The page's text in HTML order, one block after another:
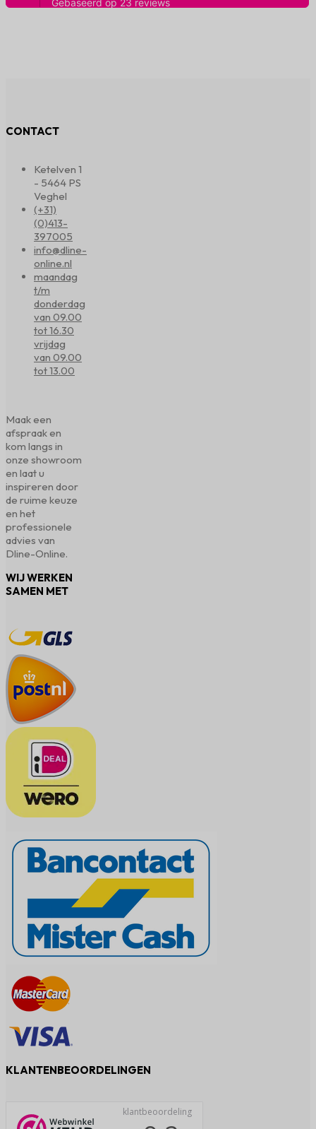
CONTACT
Ketelven 1
- 5464 PS
Veghel
(+31)
(0)413-
397005
info@dline-
online.nl
maandag
t/m
donderdag
van 09.00
tot 16.30
vrijdag
van 09.00
tot 13.00
Maak een
afspraak en
kom langs in
onze showroom
en laat u
inspireren door
de ruime keuze
en het
professionele
advies van
Dline-Online.
WIJ WERKEN
SAMEN MET
KLANTENBEOORDELINGEN